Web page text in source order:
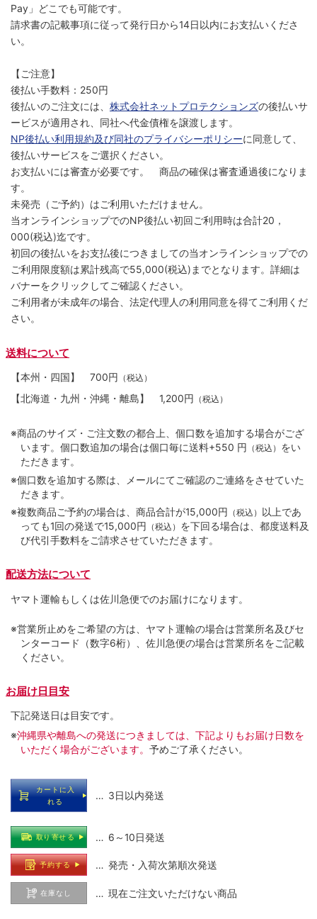
Pay」どこでも可能です。
請求書の記載事項に従って発行日から14日以内にお支払いくださ
い。
【ご注意】
後払い手数料：250円
後払いのご注文には、 株式会社ネットプロテクションズの後払いサ
ービスが適用され、同社へ代金債権を譲渡します。
NP後払い利用規約及び同社のプライバシーポリシーに同意して、
後払いサービスをご選択ください。
お支払いには審査が必要です。 商品の確保は審査通過後になりま
す。
未発売（ご予約）はご利用いただけません。
当オンラインショップでのNP後払い初回ご利用時は合計20，
000(税込)迄です。
初回の後払いをお支払後につきましての当オンラインショップでの
ご利用限度額は累計残高で55,000(税込)までとなります。詳細は
バナーをクリックしてご確認ください。
ご利用者が未成年の場合、法定代理人の利用同意を得てご利用くだ
さい。
送料について
【本州・四国】 700円 （税込）
【北海道・九州・沖縄・離島】 1,200円 （税込）
※商品のサイズ・ご注文数の都合上、個口数を追加する場合がござ
います。個口数追加の場合は個口毎に送料+550 円 （税込） をい
ただきます。
※個口数を追加する際は、メールにてご確認のご連絡をさせていた
だきます。
※複数商品ご予約の場合は、商品合計が15,000円 （税込） 以上であ
っても1回の発送で15,000円 （税込） を下回る場合は、都度送料及
び代引手数料をご請求させていただきます。
配送方法について
ヤマト運輸もしくは佐川急便でのお届けになります。
※営業所止めをご希望の方は、ヤマト運輸の場合は営業所名及びセ
ンターコード（数字6桁）、佐川急便の場合は営業所名をご記載
ください。
お届け日目安
下記発送日は目安です。
※沖縄県や離島への発送につきましては、下記よりもお届け日数を
いただく場合がございます。 予めご了承ください。
カートに入
れる
… 3日以内発送
取り寄せる … 6～10日発送
予約する … 発売・入荷次第順次発送
在庫なし … 現在ご注文いただけない商品